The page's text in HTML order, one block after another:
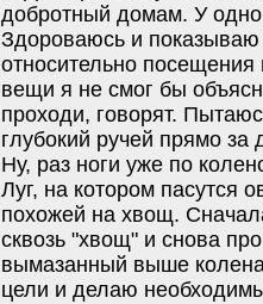
добротный домам. У
Здороваюсь и
относительно посещения
вещи я не смог бы
проходи, говорят.
глубокий ручей прямо
Ну, раз ноги уже по
Луг, на котором пасутся
похожей на хвощ.
сквозь "хвощ" и снова
вымазанный выше
цели и делаю